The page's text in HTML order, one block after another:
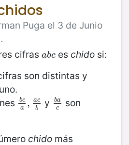
Puga el 3 de Junio
cifras abc
abc es chido si:
son distintas y
bc
a , ac
b
bca,a cb
y ba
c
ba c
son
chido más